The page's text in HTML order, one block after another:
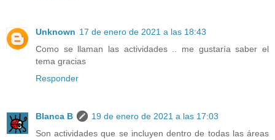
Unknown 17 de enero de 2021 a las 18:43
Como se llaman las actividades .. me gustaría saber el
tema gracias
Responder
Blanca B
19 de enero de 2021 a las 17:03
Son actividades que se incluyen dentro de todas las áreas